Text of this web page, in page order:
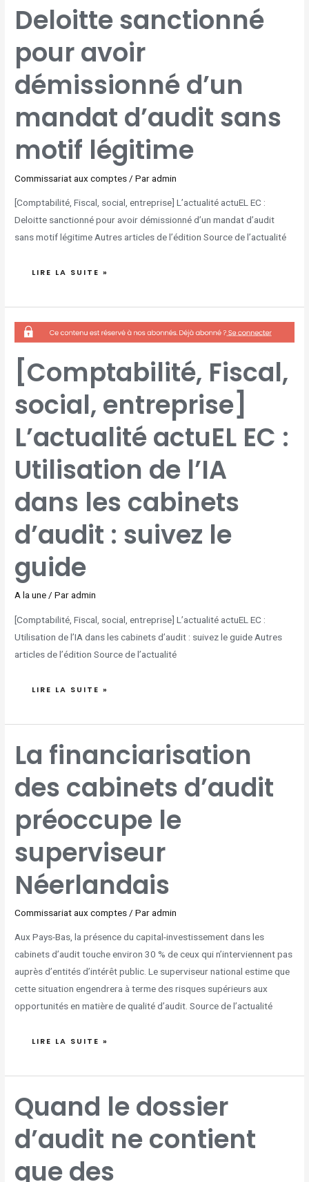
Deloitte sanctionné
pour avoir
démissionné d’un
mandat d’audit sans
motif légitime
Commissariat aux comptes / Paradmin
[Comptabilité, Fiscal, social, entreprise] L’actualité actuEL EC :
Deloitte sanctionné pour avoir démissionné d’un mandat d’audit
sans motif légitime Autres articles de l’édition Source de l’actualité
MANDAT
D’AUDIT
SANS
LIRE LA SUITE »
[Comptabilité, Fiscal,
social, entreprise]
L’actualité actuEL EC :
Utilisation de l’IA
dans les cabinets
d’audit : suivez le
guide
A la une/ Paradmin
[Comptabilité, Fiscal, social, entreprise] L’actualité actuEL EC :
Utilisation de l’IA dans les cabinets d’audit : suivez le guide Autres
articles de l’édition Source de l’actualité
[COMPTABILITÉ,
FISCAL,
SOCIAL,
ENTREPRISE]
EC
:
UTILISATION
DANS
LES
CABINETS
:
SUIVEZ
LE
GUIDE
LIRE LA SUITE »
La financiarisation
des cabinets d’audit
préoccupe le
superviseur
Néerlandais
Commissariat aux comptes / Paradmin
Aux Pays-Bas, la présence du capital-investissement dans les
cabinets d’audit touche environ 30 % de ceux qui n’interviennent pas
auprès d’entités d’intérêt public. Le superviseur national estime que
cette situation engendrera à terme des risques supérieurs aux
opportunités en matière de qualité d’audit. Source de l’actualité
FINANCIARISATION
DES
CABINETS
LE
SUPERVISEUR
NÉERLANDAIS
LIRE LA SUITE »
Quand le dossier
d’audit ne contient
que des
LE
DOSSIER
D’AUDIT
NE
CONTIENT
QUE
DES
COMMENTAIRES